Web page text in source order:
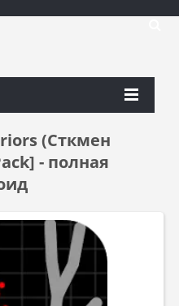
(Сткмен
- полная